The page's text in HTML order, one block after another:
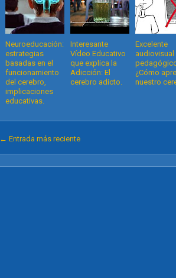
Neuroeducación:
estrategias
basadas en el
funcionamiento
del cerebro,
implicaciones
educativas.
Interesante
Vídeo Educativo
que explica la
Adicción: El
cerebro adicto.
Excelente
audiovisual
¿Cómo
nuestro
← Entrada más reciente